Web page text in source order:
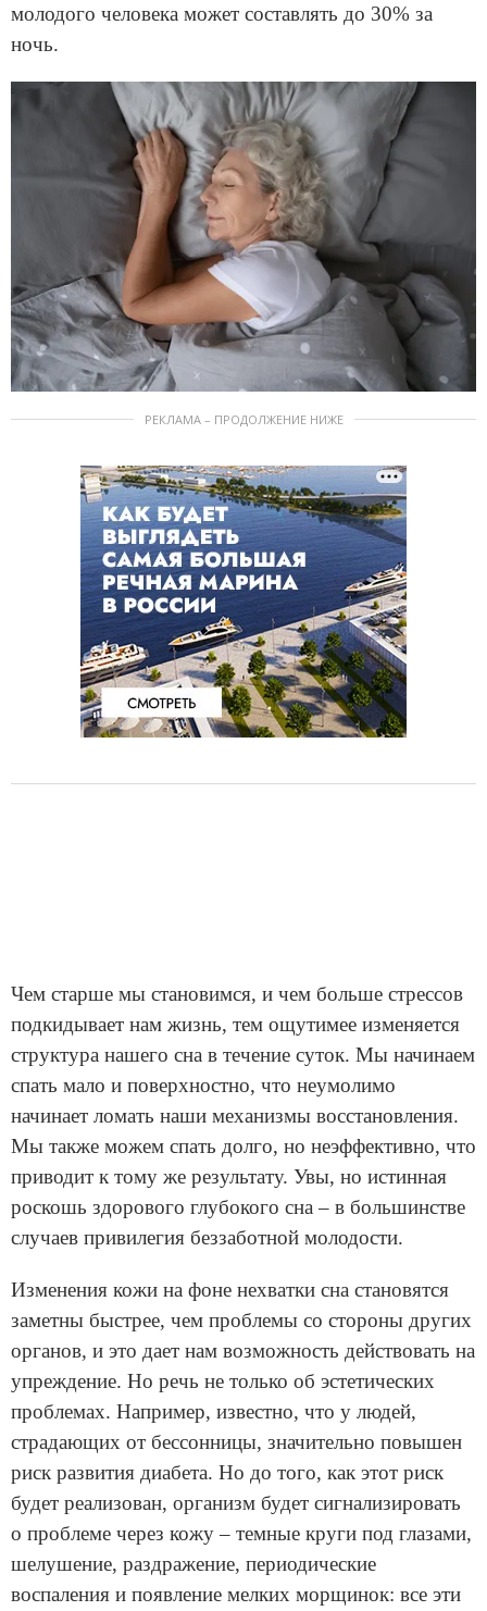
молодого человека может составлять до 30% за
ночь.
РЕКЛАМА – ПРОДОЛЖЕНИЕ НИЖЕ
Чем старше мы становимся, и чем больше стрессов
подкидывает нам жизнь, тем ощутимее изменяется
структура нашего сна в течение суток. Мы начинаем
спать мало и поверхностно, что неумолимо
начинает ломать наши механизмы восстановления.
Мы также можем спать долго, но неэффективно, что
приводит к тому же результату. Увы, но истинная
роскошь здорового глубокого сна – в большинстве
случаев привилегия беззаботной молодости.
Изменения кожи на фоне нехватки сна становятся
заметны быстрее, чем проблемы со стороны других
органов, и это дает нам возможность действовать на
упреждение. Но речь не только об эстетических
проблемах. Например, известно, что у людей,
страдающих от бессонницы, значительно повышен
риск развития диабета. Но до того, как этот риск
будет реализован, организм будет сигнализировать
о проблеме через кожу – темные круги под глазами,
шелушение, раздражение, периодические
воспаления и появление мелких морщинок: все эти